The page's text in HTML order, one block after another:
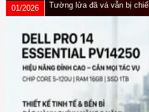
01/2026
Tường lửa đã vá vẫn bị
quyền